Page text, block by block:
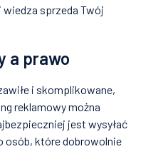
sprzeda Twój
a prawo
i skomplikowane,
reklamowy można
jest wysyłać
osób, które dobrowolnie